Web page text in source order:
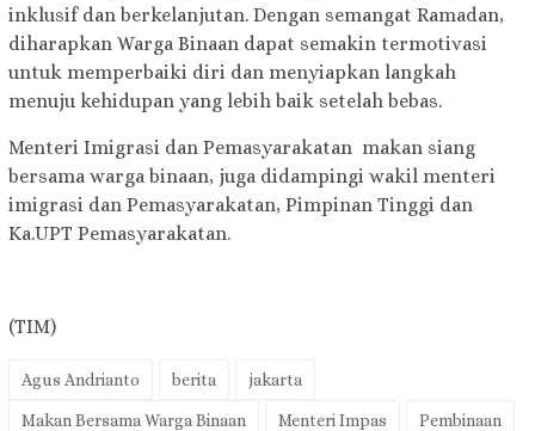
inklusif dan berkelanjutan. Dengan semangat Ramadan,
diharapkan Warga Binaan dapat semakin termotivasi
untuk memperbaiki diri dan menyiapkan langkah
menuju kehidupan yang lebih baik setelah bebas.
Menteri Imigrasi dan Pemasyarakatan makan siang
bersama warga binaan, juga didampingi wakil menteri
imigrasi dan Pemasyarakatan, Pimpinan Tinggi dan
Ka.UPT Pemasyarakatan.
(TIM)
Agus Andrianto berita jakarta
Makan Bersama Warga Binaan Menteri Impas Pembinaan